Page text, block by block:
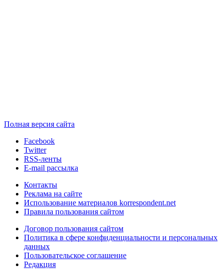
Полная версия сайта
Facebook
Twitter
RSS-ленты
E-mail рассылка
Контакты
Реклама на сайте
Использование материалов korrespondent.net
Правила пользования сайтом
Договор пользования сайтом
Политика в сфере конфиденциальности и персональных
данных
Пользовательское соглашение
Редакция